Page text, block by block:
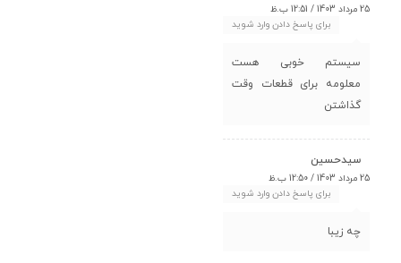
25 مرداد 1403 / 12:51 ب.ظ
برای پاسخ دادن وارد شوید
سیستم خوبی هست
معلومه برای قطعات وقت
گذاشتن
سیدحسین
25 مرداد 1403 / 12:50 ب.ظ
برای پاسخ دادن وارد شوید
چه زیبا